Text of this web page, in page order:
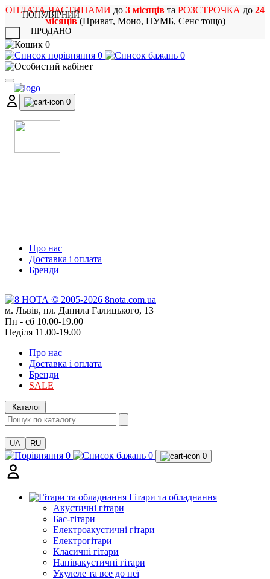
ОПЛАТА ЧАСТИНАМИ до 3 місяців та РОЗСТРОЧКА до 24
місяців(Приват, Моно, ПУМБ, Сенс тощо)
0
0
0
0
Про нас
Доставка і оплата
Бренди
м. Львів, пл. Данила Галицького, 13
Пн - сб 10.00-19.00
Неділя 11.00-19.00
Про нас
Доставка і оплата
Бренди
SALE
Каталог
UA RU
0 0 0
Гітари та обладнання
Акустичні гітари
Бас-гітари
Електроакустичні гітари
Електрогітари
Класичні гітари
Напівакустичні гітари
Укулеле та все до неї
ПОПУЛЯРНИЙ
ПРОДАНО